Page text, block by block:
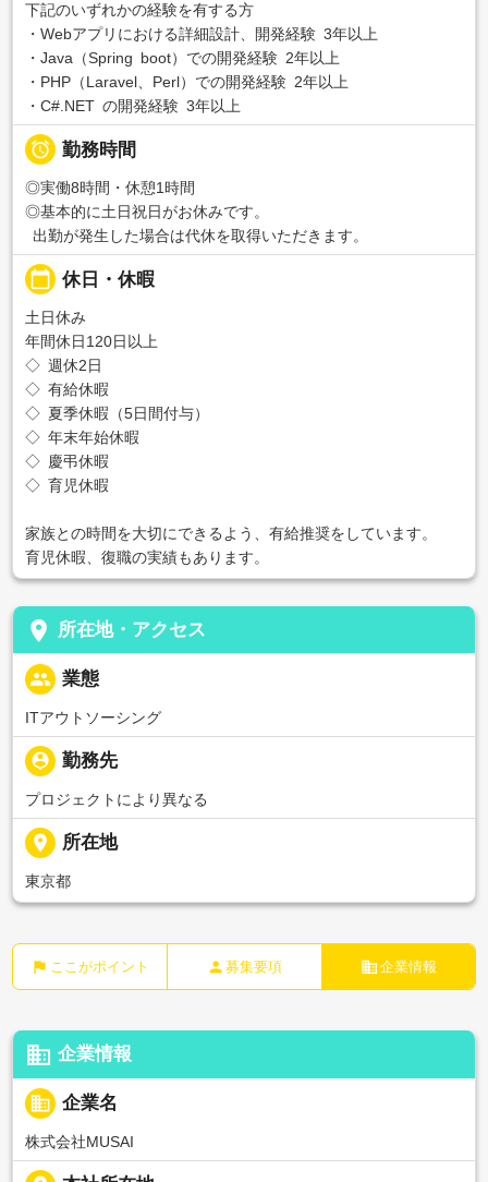
下記のいずれかの経験を有する方
・Webアプリにおける詳細設計、開発経験 3年以上
・Java（Spring boot）での開発経験 2年以上
・PHP（Laravel、Perl）での開発経験 2年以上
・C#.NET の開発経験 3年以上
 勤務時間
◎実働8時間・休憩1時間
◎基本的に土日祝日がお休みです。
出勤が発生した場合は代休を取得いただきます。
calendar_today 休日・休暇
土日休み
年間休日120日以上
◇ 週休2日
◇ 有給休暇
◇ 夏季休暇（5日間付与）
◇ 年末年始休暇
◇ 慶弔休暇
◇ 育児休暇
家族との時間を大切にできるよう、有給推奨をしています。
育児休暇、復職の実績もあります。
place 所在地・アクセス
people 業態
ITアウトソーシング
person_pin 勤務先
プロジェクトにより異なる
place 所在地
東京都
flag ここがポイント person 募集要項 business 企業情報
business 企業情報
business 企業名
株式会社MUSAI